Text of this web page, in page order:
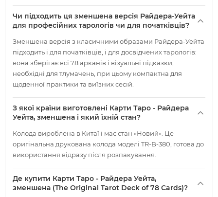
Чи підходить ця зменшена версія Райдера-Уейта
для професійних тарологів чи для початківців?
Зменшена версія з класичними образами Райдера-Уейта
підходить і для початківців, і для досвідчених тарологів:
вона зберігає всі 78 арканів і візуальні підказки,
необхідні для тлумачень, при цьому компактна для
щоденної практики та виїзних сесій.
З якої країни виготовлені Карти Таро - Райдера
Уейта, зменшена і який їхній стан?
Колода вироблена в Китаї і має стан «Новий». Це
оригінальна друкована колода моделі TR-B-380, готова до
використання відразу після розпакування.
Де купити Карти Таро - Райдера Уейта,
зменшена (The Original Tarot Deck of 78 Cards)?